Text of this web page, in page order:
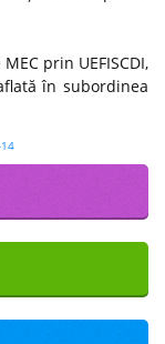
prin UEFISCDI,
în subordinea